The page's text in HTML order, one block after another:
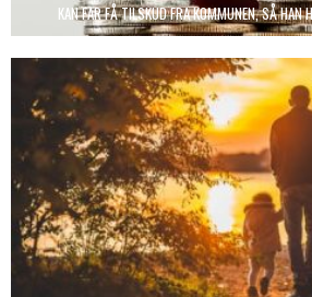
KAN FAR FÅ TILSKUD FRA KOMMUNEN, SÅ